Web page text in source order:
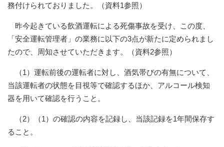
務付けられておりました。（資料1参照）
昨今起きている飲酒運転による死傷事故を受け、この度、
「安全運転管理者」の業務に以下の3点が新たに定められまし
たので、周知させていただきます。（資料2参照）
（1）運転前後の運転者に対し、酒気帯びの有無について、
当該運転者の状態を目視等で確認するほか、アルコール検知
器を用いて確認を行うこと。
（2）（1）の確認の内容を記録し、当該記録を1年間保存す
ること。